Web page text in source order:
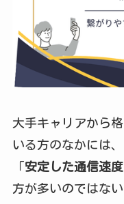
大手キャリアから
いる方のなかには
「安定した通信速
方が多いのではない